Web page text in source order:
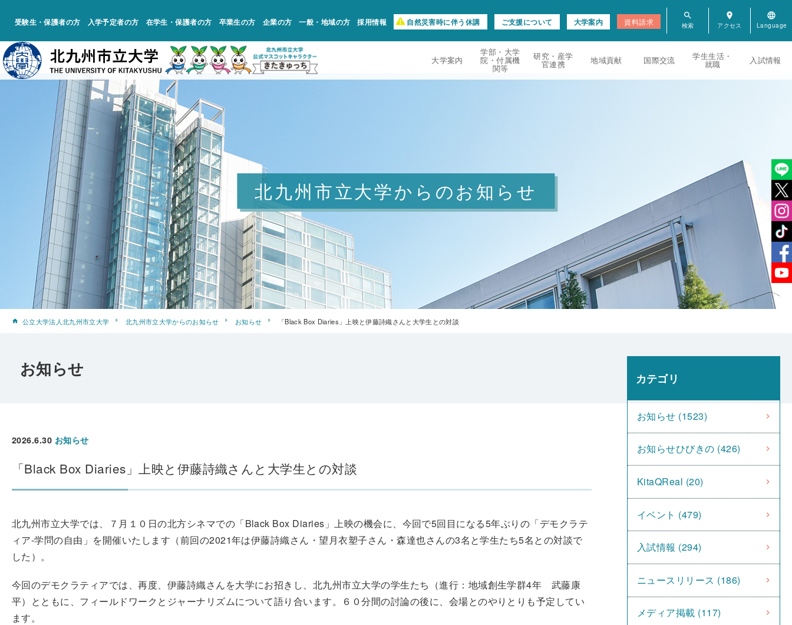
受験生・保護者の方 入学予定者の方 在学生・保護者の方 卒業生の方 企業の方 一般・地域の方 採用情報 自然災害時に伴う休講 ご支援について 大学案内 資料請求
search room language
大学案内
学部・大学
院・付属機
関等
研究・産学
官連携 地域貢献 国際交流 学生生活・
就職 入試情報
北九州市立大学からのお知らせ
公立大学法人北九州市立大学 北九州市立大学からのお知らせ お知らせ 「Black Box Diaries」上映と伊藤詩織さんと大学生との対談
お知らせ
2026.6.30 お知らせ
「Black Box Diaries」上映と伊藤詩織さんと大学生との対談
北九州市立大学では、７月１０日の北方シネマでの「Black Box Diaries」上映の機会に、今回で5回目になる5年ぶりの「デモクラテ
ィア-学問の自由」を開催いたします（前回の2021年は伊藤詩織さん・望月衣塑子さん・森達也さんの3名と学生たち5名との対談で
した）。
今回のデモクラティアでは、再度、伊藤詩織さんを大学にお招きし、北九州市立大学の学生たち（進行：地域創生学群4年 武藤康
平）とともに、フィールドワークとジャーナリズムについて語り合います。６０分間の討論の後に、会場とのやりとりも予定してい
ます。
カテゴリ
お知らせ (1523)
お知らせひびきの (426)
KitaQReal (20)
イベント (479)
入試情報 (294)
ニュースリリース (186)
メディア掲載 (117)